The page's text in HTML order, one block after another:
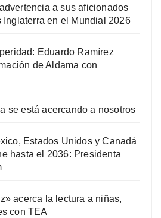
a sus aficionados
Inglaterra en el Mundial 2026
Eduardo Ramírez
de Aldama con
se está acercando a nosotros
Estados Unidos y Canadá
hasta el 2036: Presidenta
acerca la lectura a niñas,
con TEA